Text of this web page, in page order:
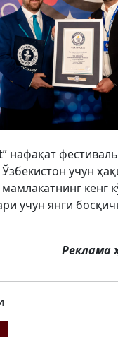
нафақат
учун
кенг
учун янги
Реклама